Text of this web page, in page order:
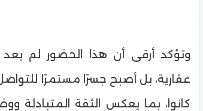
وتؤكد أرقى أن هذا الحضور لم
عقارية، بل أصبح جسرًا مستمرًا
كانوا، بما يعكس الثقة المتبادلة